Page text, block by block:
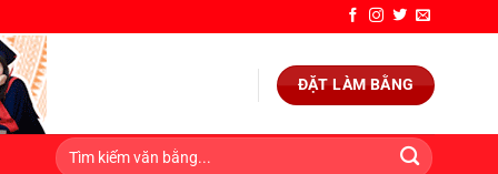
ĐẶT LÀM BẰNG